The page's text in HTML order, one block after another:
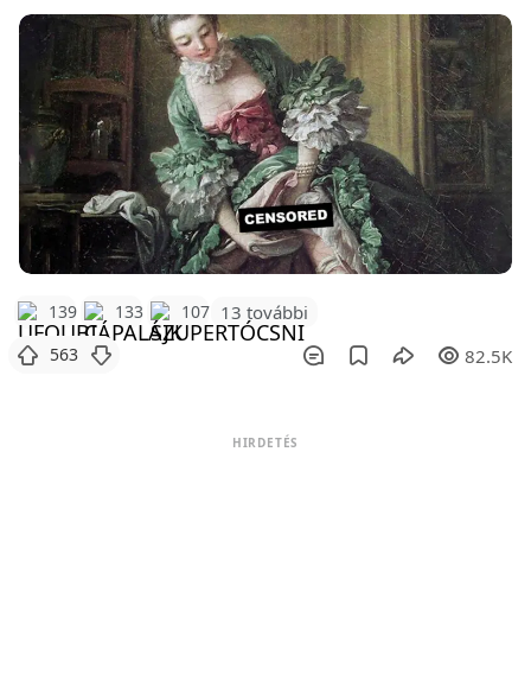
139 133 107 13 további
563 82.5K
HIRDETÉS